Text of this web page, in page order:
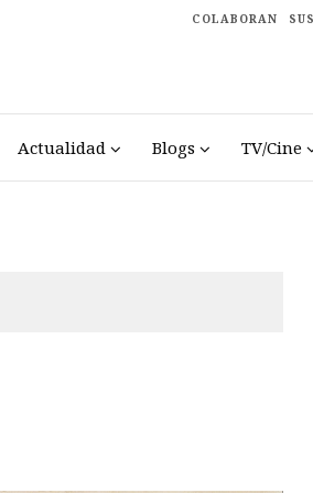
COLABORAN
Actualidad Blogs TV/Cine